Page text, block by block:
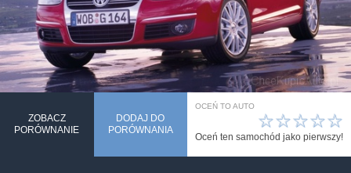
ZOBACZ
PORÓWNANIE
DODAJ DO
PORÓWNANIA
OCEŃ TO AUTO
☆
☆
☆
☆
☆
Oceń ten samochód jako pierwszy!